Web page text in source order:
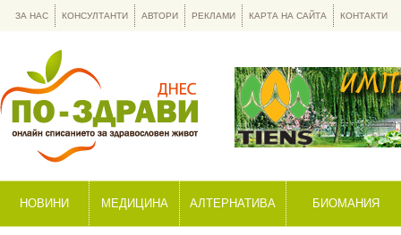
НОВИНИ МЕДИЦИНА АЛТЕРНАТИВА БИОМАНИЯ
ЗА НАС КОНСУЛТАНТИ АВТОРИ РЕКЛАМИ КАРТА НА САЙТА КОНТАКТИ